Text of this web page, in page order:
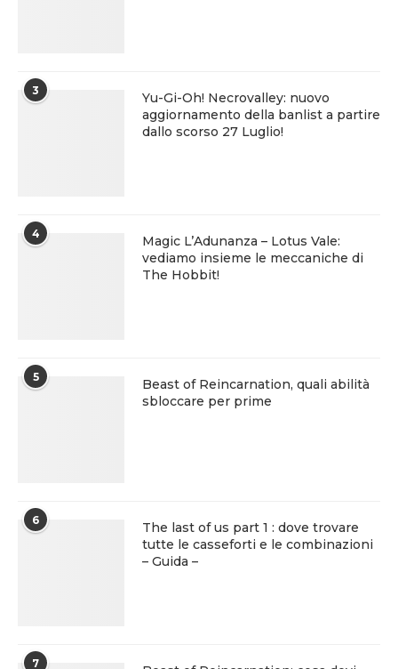
3
Yu-Gi-Oh! Necrovalley: nuovo
aggiornamento della banlist a partire
dallo scorso 27 Luglio!
4
Magic L’Adunanza – Lotus Vale:
vediamo insieme le meccaniche di
The Hobbit!
5
Beast of Reincarnation, quali abilità
sbloccare per prime
6
The last of us part 1 : dove trovare
tutte le casseforti e le combinazioni
– Guida –
7